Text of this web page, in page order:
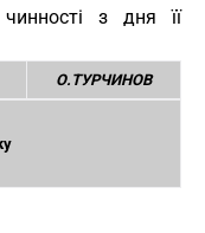
з дня її
О.ТУРЧИНОВ